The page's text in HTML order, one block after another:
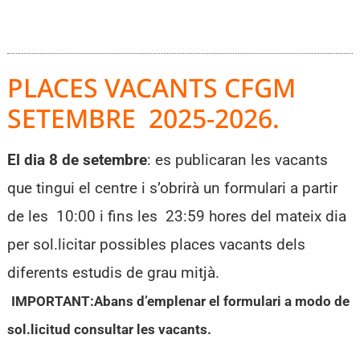
PLACES VACANTS CFGM
SETEMBRE 2025-2026.
El dia 8 de setembre: es publicaran les vacants
que tingui el centre i s’obrirà un formulari a partir
de les 10:00 i fins les 23:59 hores del mateix dia
per sol.licitar possibles places vacants dels
diferents estudis de grau mitjà.
IMPORTANT:Abans d’emplenar el formulari a modo de
sol.licitud consultar les vacants.